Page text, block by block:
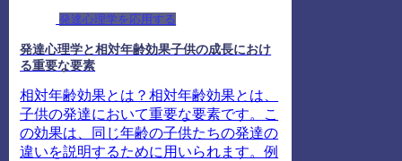
発達心理学を応用する
発達心理学と相対年齢効果子供の成長におけ
る重要な要素
相対年齢効果とは？相対年齢効果とは、
子供の発達において重要な要素です。こ
の効果は、同じ年齢の子供たちの発達の
違いを説明するために用いられます。例